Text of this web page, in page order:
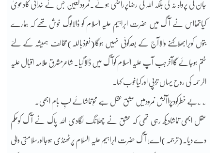
جان کی پرواہ نہ کی بلکہ اللہ کی رضاپرراضی ہوئے۔نمرودلعین جس نے خدائی کادعویٰ
کیاتھااس نے آگ میں حضرت ابراہیم علیہ السلام کو ڈالالوگ خوش تھے کہ ہمارے
بتوں کوبرابھلاکہنے والاآج کے بعدکوئی نہیں ہوگا(نعوذباللہ)مخالف ہمیشہ کے لئے
ختم ہوجائے گاآخرجب آپ علیہ السلام کوآگ میں ڈالاگیا۔ شاعرمشرق علامہ اقبال علیہ
الرحمہ کی روح یہاں تڑپی اورکیاخوب کہا۔
؎ ؎بے خطرکودپڑاآتش نمرودمیں عشق عقل ہے محوِتماشائے لبِ بام ابھی۔
عقل ابھی تماشادیکھ رہی تھی کہ عشق نے چھلانگ لگادی اللہ پاک نے آگ کوحکم
دے دیا۔(ترجمہ)اے! آگ حضرت ابراہیم علیہ السلام پرٹھنڈی ہوجااورسلامتی والی